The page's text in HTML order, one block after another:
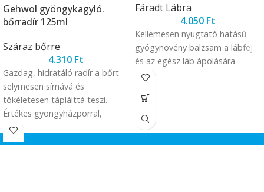
Gehwol gyöngykagyló.
bőrradír 125ml
Száraz bőrre
4.310 Ft
Gazdag, hidratáló radír a bőrt
selymesen símává és
tökéletesen táplálttá teszi.
Értékes gyöngyházporral,
cukorkristályokkal és bőrradír
szemcsékkel működik. A
Fáradt Lábra
4.050 Ft
Kellemesen nyugtató hatású
gyógynövény balzsam a lábfej
és az egész láb ápolására